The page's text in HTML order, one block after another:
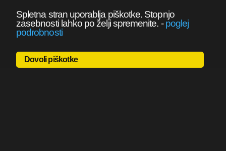
Spletna stran uporablja piškotke. Stopnjo
zasebnosti lahko po želji spremenite. -poglej
podrobnosti
Dovoli piškotke